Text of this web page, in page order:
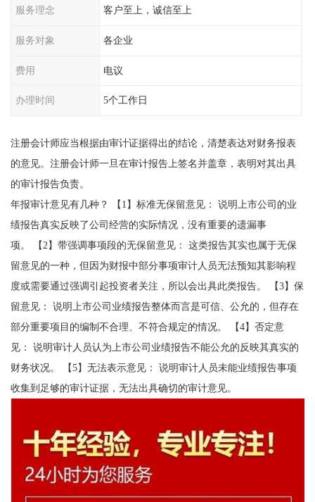
服务理念 客户至上，诚信至上
服务对象 各企业
费用 电议
办理时间 5个工作日
注册会计师应当根据由审计证据得出的结论，清楚表达对财务报表
的意见。注册会计师一旦在审计报告上签名并盖章，表明对其出具
的审计报告负责。
年报审计意见有几种？ 【1】标准无保留意见： 说明上市公司的业
绩报告真实反映了公司经营的实际情况，没有重要的遗漏事
项。 【2】带强调事项段的无保留意见： 这类报告其实也属于无保
留意见的一种，但因为财报中部分事项审计人员无法预知其影响程
度或需要通过强调引起投资者关注，所以会出具此类报告。 【3】保
留意见： 说明上市公司业绩报告整体而言是可信、公允的，但存在
部分重要项目的编制不合理、不符合规定的情况。 【4】否定意
见： 说明审计人员认为上市公司业绩报告不能公允的反映其真实的
财务状况。 【5】无法表示意见： 说明审计人员未能业绩报告事项
收集到足够的审计证据，无法出具确切的审计意见。